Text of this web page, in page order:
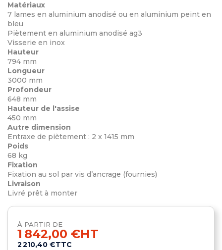
Matériaux
7 lames en aluminium anodisé ou en aluminium peint en
bleu
Piètement en aluminium anodisé ag3
Visserie en inox
Hauteur
794 mm
Longueur
3000 mm
Profondeur
648 mm
Hauteur de l'assise
450 mm
Autre dimension
Entraxe de piètement : 2 x 1415 mm
Poids
68 kg
Fixation
Fixation au sol par vis d’ancrage (fournies)
Livraison
Livré prêt à monter
À PARTIR DE
1 842,00 €HT
2 210,40 €TTC